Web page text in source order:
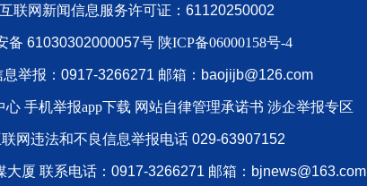
联网新闻信息服务许可证：61120250002
备 61030302000057号 陕ICP备06000158号-4
举报：0917-3266271 邮箱：baojijb@126.com
手机举报app下载 网站自律管理承诺书 涉企举报专区
联网违法和不良信息举报电话 029-63907152
大厦 联系电话：0917-3266271 邮箱：bjnews@163.com